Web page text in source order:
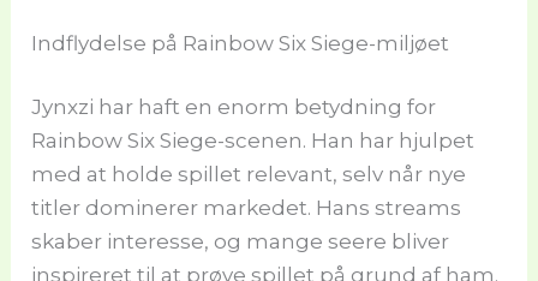
Indflydelse på Rainbow Six Siege-miljøet
Jynxzi har haft en enorm betydning for
Rainbow Six Siege-scenen. Han har hjulpet
med at holde spillet relevant, selv når nye
titler dominerer markedet. Hans streams
skaber interesse, og mange seere bliver
inspireret til at prøve spillet på grund af ham.